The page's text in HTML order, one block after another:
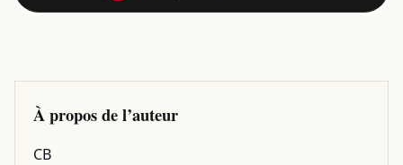
À propos de l’auteur
CB